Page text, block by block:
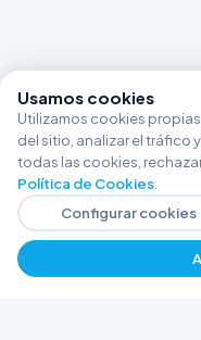
Usamos cookies
Utilizamos cookies
del sitio, analizar el tráfico
todas las cookies,
Política de Cookies
Configurar cookies